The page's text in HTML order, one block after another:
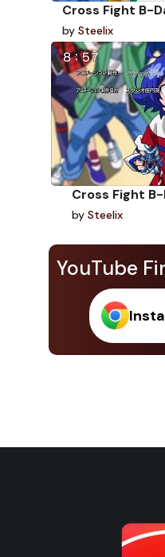
YouTube
Cross Fight B-
by Steelix
Cross Fight B-
by Steelix